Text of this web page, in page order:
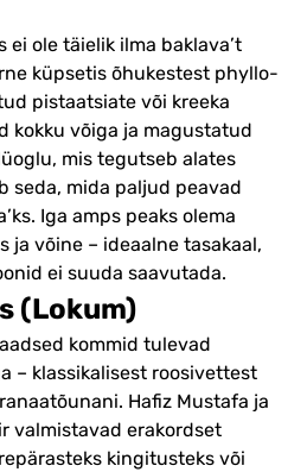
ei ole täielik ilma baklava’t
küpsetis õhukestest phyllo-
pistaatsiate või kreeka
kokku võiga ja magustatud
mis tegutseb alates
seda, mida paljud peavad
Iga amps peaks olema
ja võine – ideaalne tasakaal,
ei suuda saavutada.
(Lokum)
kommid tulevad
– klassikalisest roosivettest
Hafiz Mustafa ja
valmistavad erakordset
kingitusteks või